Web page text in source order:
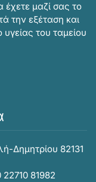
μαζί σας το
την εξέταση και
του ταμείου
Δημητρίου 82131
81982